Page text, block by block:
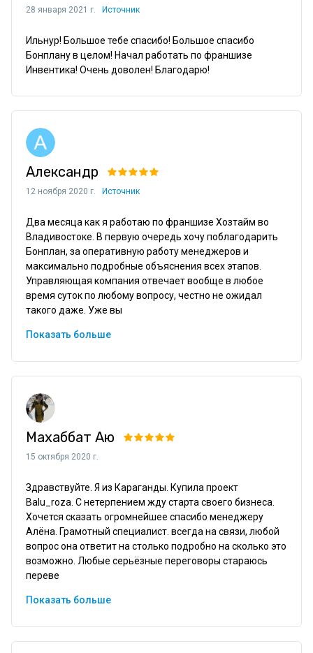
28 января 2021 г. Источник
Ильнур! Большое тебе спасибо! Большое спасибо
Бонплану в целом! Начал работать по франшизе
Инвентика! Очень доволен! Благодарю!
Александр
12 ноября 2020 г. Источник
Два месяца как я работаю по франшизе Хозтайм во
Владивостоке. В первую очередь хочу поблагодарить
Бонплан, за оперативную работу менеджеров и
максимально подробные объяснения всех этапов.
Управляющая компания отвечает вообще в любое
время суток по любому вопросу, честно не ожидал
такого даже. Уже вы
Показать больше
Махаббат Аю
15 октября 2020 г.
Здравствуйте. Я из Караганды. Купила проект
Balu_roza. С нетерпением жду старта своего бизнеса.
Хочется сказать огромнейшее спасибо менеджеру
Алёна. Грамотный специалист. всегда на связи, любой
вопрос она ответит на столько подробно на сколько это
возможно. Любые серьёзные переговоры стараюсь
переве
Показать больше